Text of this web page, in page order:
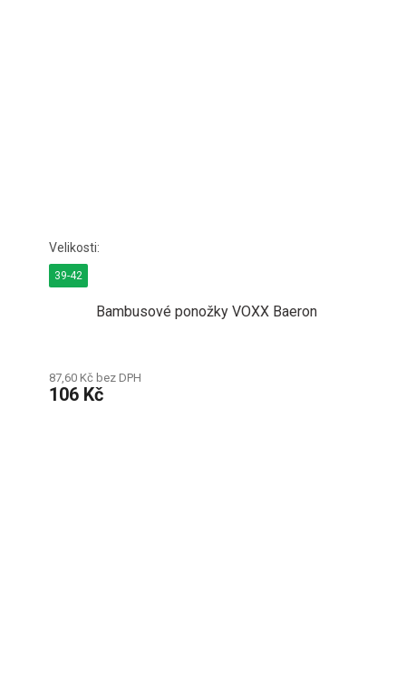
Bambusové ponožky VOXX Baeron
87,60 Kč bez DPH
106 Kč
39-42